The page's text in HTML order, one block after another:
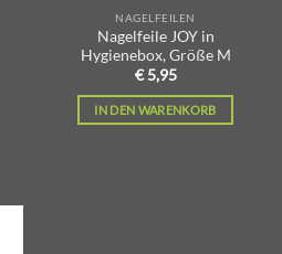
NAGELFEILEN
Nagelfeile JOY in
Hygienebox, Größe M
€ 5,95
IN DEN WARENKORB